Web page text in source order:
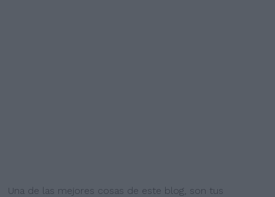
Una de las mejores cosas de este blog, son tus